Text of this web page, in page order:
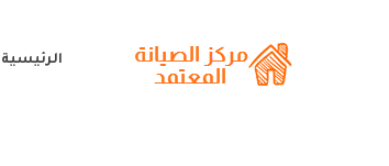
الرئيسية